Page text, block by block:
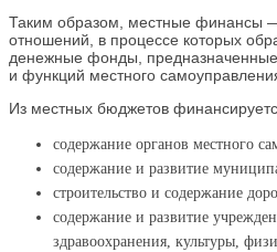
Таким образом, местные финансы
отношений, в процессе которых
денежные фонды,
и функций местного
Из местных бюджетов
содержание органов местного
содержание и развитие
строительство и содержание
содержание и развитие
здравоохранения, культуры,